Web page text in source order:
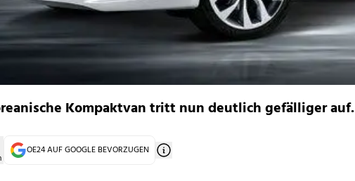
Kompaktvan tritt nun deutlich gefälliger auf.
OE24 AUF GOOGLE BEVORZUGEN